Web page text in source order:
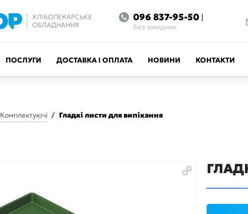
ХЛІБОПЕКАРСЬКЕ
ОБЛАДНАННЯ
096 837-95-50 |
Без вихідних
ПОСЛУГИ ДОСТАВКА І ОПЛАТА НОВИНИ КОНТАКТИ
Комплектуючі Гладкі листи для випікання